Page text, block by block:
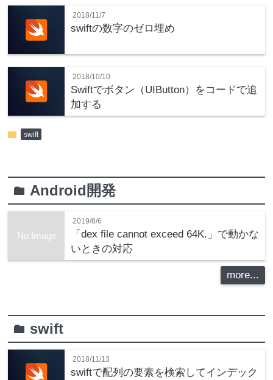
2018/11/7
swiftの数字のゼロ埋め
2018/10/10
Swiftでボタン（UIButton）をコードで追
加する
folder swift
folder Android開発
No Image
2019/8/6
「dex file cannot exceed 64K.」で動かな
いときの対応
more...
folder swift
2018/11/13
swiftで配列の要素を検索してインデック